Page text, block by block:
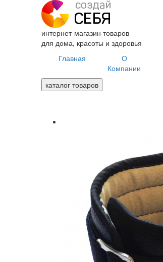
интернет-магазин товаров
для дома, красоты и здоровья
Главная
О
Компании
каталог товаров